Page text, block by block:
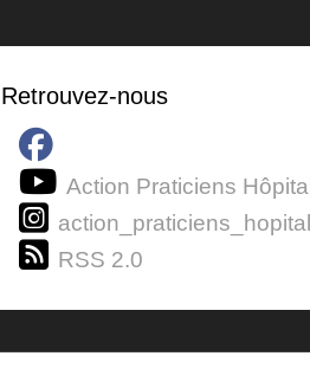
Retrouvez-nous
Action Praticiens
action_praticiens_hopital
RSS 2.0